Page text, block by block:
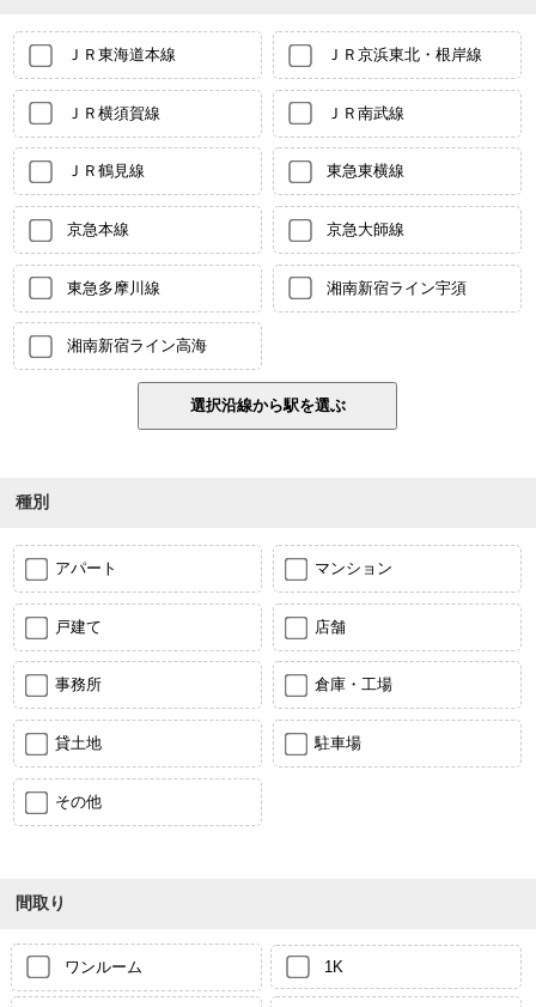
ＪＲ東海道本線 ＪＲ京浜東北・根岸線
ＪＲ横須賀線 ＪＲ南武線
ＪＲ鶴見線 東急東横線
京急本線 京急大師線
東急多摩川線 湘南新宿ライン宇須
湘南新宿ライン高海
種別
アパート マンション
戸建て 店舗
事務所 倉庫・工場
貸土地 駐車場
その他
間取り
ワンルーム 1K